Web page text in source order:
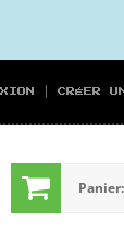
CRÉER
Panier: